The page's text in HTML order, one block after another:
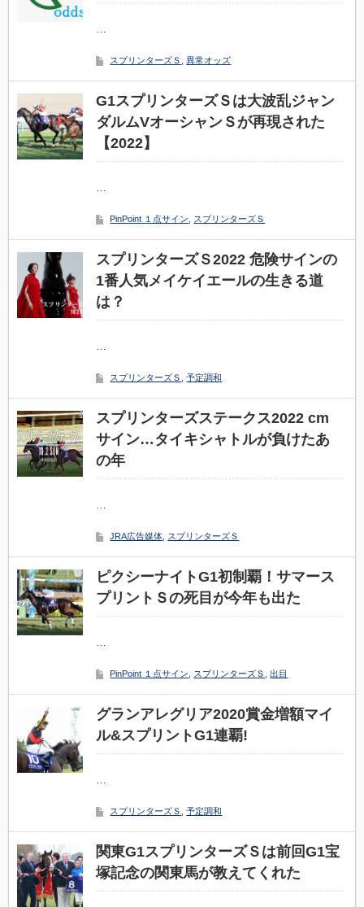
…
スプリンターズＳ ,異常オッズ
G1スプリンターズＳは大波乱ジャン
ダルムVオーシャンＳが再現された
【2022】
…
PinPoint １点サイン スプリンターズＳ
スプリンターズＳ2022 危険サインの
1番人気メイケイエールの生きる道
は？
…
スプリンターズＳ ,予定調和
スプリンターズステークス2022 cm
サイン…タイキシャトルが負けたあ
の年
…
JRA広告媒体 スプリンターズＳ
ピクシーナイトG1初制覇！サマース
プリントＳの死目が今年も出た
…
PinPoint １点サイン スプリンターズＳ ,出目
グランアレグリア2020賞金増額マイ
ル&スプリントG1連覇!
…
スプリンターズＳ ,予定調和
関東G1スプリンターズＳは前回G1宝
塚記念の関東馬が教えてくれた